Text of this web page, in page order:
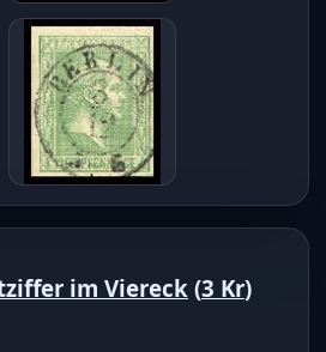
im Viereck (3 Kr)